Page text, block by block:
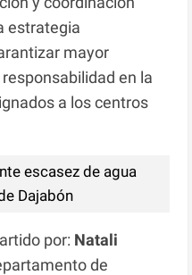
estrategia
mayor
en la
a los centros
escasez de agua
Dajabón
por: Natali
de